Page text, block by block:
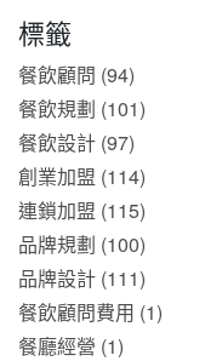
標籤
餐飲顧問 (94)
餐飲規劃 (101)
餐飲設計 (97)
創業加盟 (114)
連鎖加盟 (115)
品牌規劃 (100)
品牌設計 (111)
餐飲顧問費用 (1)
餐廳經營 (1)